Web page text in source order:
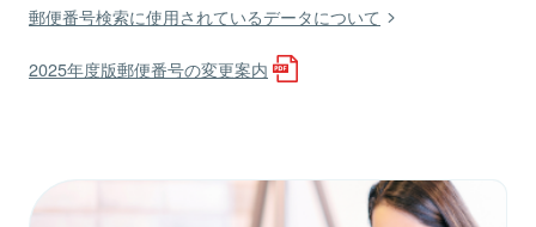
郵便番号検索に使用されているデータについて
2025年度版郵便番号の変更案内